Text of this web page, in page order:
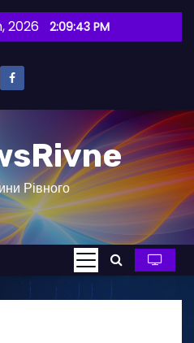
2026 2:09:44 PM
Рівного